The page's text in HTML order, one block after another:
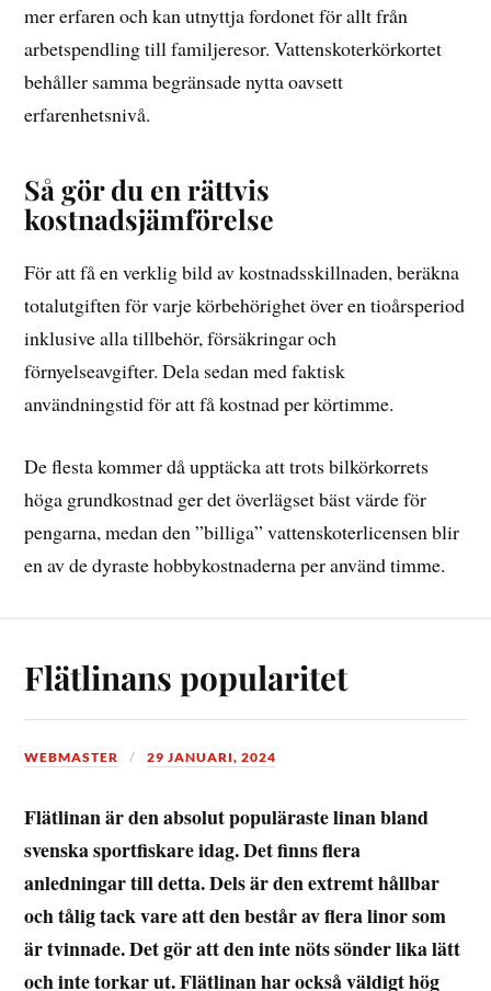
mer erfaren och kan utnyttja fordonet för allt från
arbetspendling till familjeresor. Vattenskoterkörkortet
behåller samma begränsade nytta oavsett
erfarenhetsnivå.
Så gör du en rättvis
kostnadsjämförelse
För att få en verklig bild av kostnadsskillnaden, beräkna
totalutgiften för varje körbehörighet över en tioårsperiod
inklusive alla tillbehör, försäkringar och
förnyelseavgifter. Dela sedan med faktisk
användningstid för att få kostnad per körtimme.
De flesta kommer då upptäcka att trots bilkörkorrets
höga grundkostnad ger det överlägset bäst värde för
pengarna, medan den ”billiga” vattenskoterlicensen blir
en av de dyraste hobbykostnaderna per använd timme.
Flätlinans popularitet
WEBMASTER 29 JANUARI, 2024
Flätlinan är den absolut populäraste linan bland
svenska sportfiskare idag. Det finns flera
anledningar till detta. Dels är den extremt hållbar
och tålig tack vare att den består av flera linor som
är tvinnade. Det gör att den inte nöts sönder lika lätt
och inte torkar ut. Flätlinan har också väldigt hög